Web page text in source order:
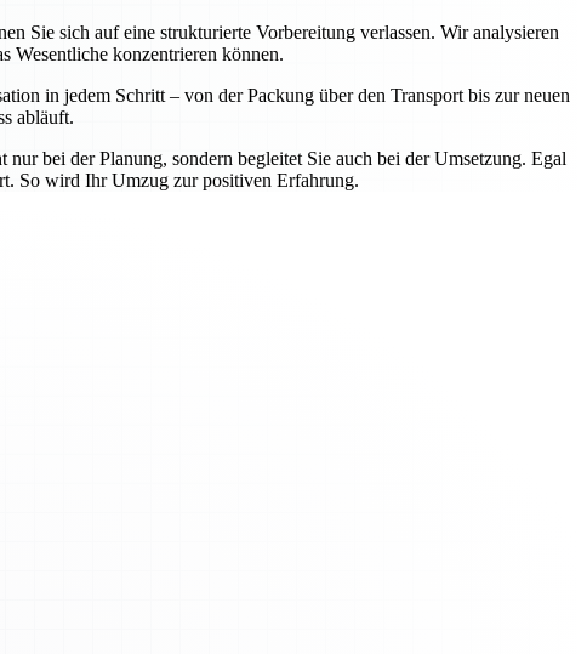
Sie sich auf eine strukturierte Vorbereitung verlassen. Wir analysieren
Wesentliche konzentrieren können.
in jedem Schritt – von der Packung über den Transport bis zur neuen
abläuft.
bei der Planung, sondern begleitet Sie auch bei der Umsetzung. Egal
So wird Ihr Umzug zur positiven Erfahrung.